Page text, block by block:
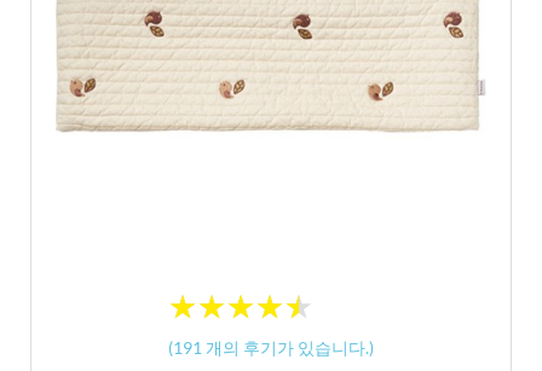
★★★★★
★★★★★
(191 개의 후기가 있습니다.)